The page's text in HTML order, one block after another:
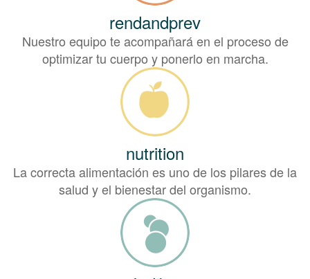
rendandprev
Nuestro equipo te acompañará en el proceso de
optimizar tu cuerpo y ponerlo en marcha.
nutrition
La correcta alimentación es uno de los pilares de la
salud y el bienestar del organismo.